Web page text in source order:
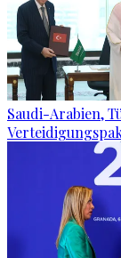
Saudi-Arabien,